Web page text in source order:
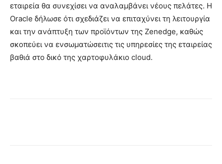
εταιρεία θα συνεχίσει να αναλαμβάνει νέους πελάτες. Η
Oracle δήλωσε ότι σχεδιάζει να επιταχύνει τη λειτουργία
και την ανάπτυξη των προϊόντων της Zenedge, καθώς
σκοπεύει να ενσωματώσειτις τις υπηρεσίες της εταιρείας
βαθιά στο δικό της χαρτοφυλάκιο cloud.